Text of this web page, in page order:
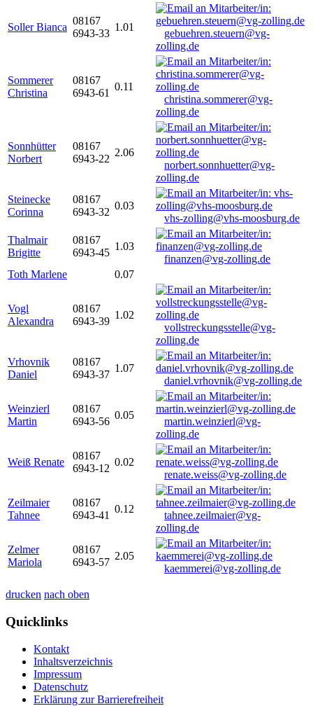
Soller Bianca
08167
6943-33
1.01
gebuehren.steuern@vg-
zolling.de
Sommerer
Christina
08167
6943-61
0.11
christina.sommerer@vg-
zolling.de
Sonnhütter
Norbert
08167
6943-22
2.06
norbert.sonnhuetter@vg-
zolling.de
Steinecke
Corinna
08167
6943-32
0.03
vhs-zolling@vhs-moosburg.de
Thalmair
Brigitte
08167
6943-45
1.03
finanzen@vg-zolling.de
Toth Marlene
0.07
Vogl
Alexandra
08167
6943-39
1.02
vollstreckungsstelle@vg-
zolling.de
Vrhovnik
Daniel
08167
6943-37
1.07
daniel.vrhovnik@vg-zolling.de
Weinzierl
Martin
08167
6943-56
0.05
martin.weinzierl@vg-
zolling.de
Weiß Renate
08167
6943-12
0.02
renate.weiss@vg-zolling.de
Zeilmaier
Tahnee
08167
6943-41
0.12
tahnee.zeilmaier@vg-
zolling.de
Zelmer
Mariola
08167
6943-57
2.05
kaemmerei@vg-zolling.de
drucken nach oben
Quicklinks
Kontakt
Inhaltsverzeichnis
Impressum
Datenschutz
Erklärung zur Barrierefreiheit